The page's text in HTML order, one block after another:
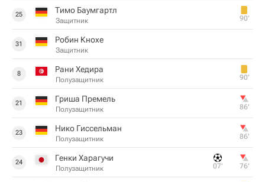
25 Тимо Баумгартл
Защитник 90‎’‎
31 Робин Кнохе
Защитник
8 Рани Хедира
Полузащитник 90‎’‎
21 Гриша Премель
Полузащитник 86‎’‎
23 Нико Гиссельман
Полузащитник 86‎’‎
24 Генки Харагучи
Полузащитник 07‎’‎ 76‎’‎